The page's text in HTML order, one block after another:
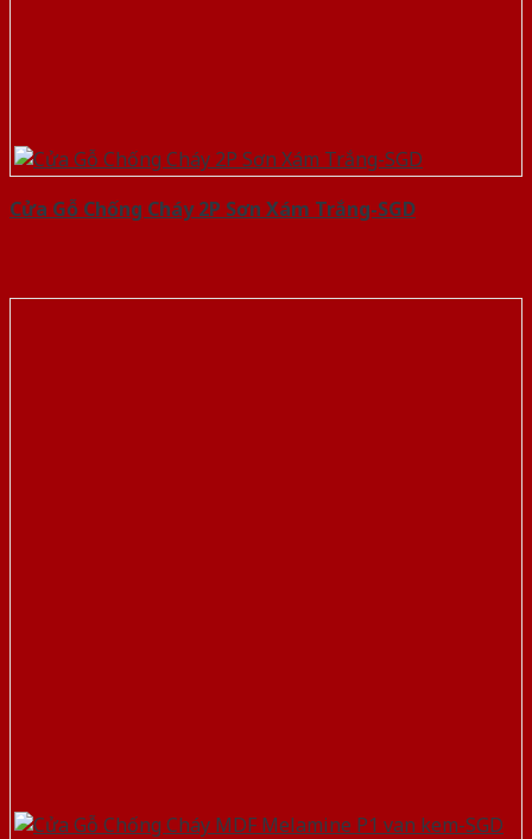
Cửa Gỗ Chống Cháy 2P Sơn Xám Trắng-SGD